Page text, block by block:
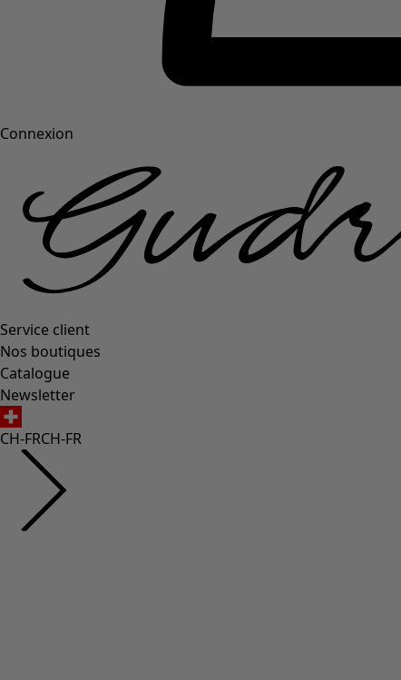
Connexion
Service client
Nos boutiques
Catalogue
Newsletter
CH-FRCH-FR